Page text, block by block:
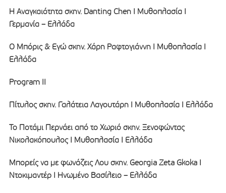
Η Αναγκαιότητα σκην. Danting Chen I Μυθοπλασία I
Γερμανία – Ελλάδα
Ο Μπόρις & Εγώ σκην. Χάρη Ραφτογιάννη I Μυθοπλασία I
Ελλάδα
Program II
Πίτυλος σκην. Γαλάτεια Λαγουτάρη I Μυθοπλασία I Ελλάδα
Το Ποτάμι Περνάει από το Χωριό σκην. Ξενοφώντας
Νικολακόπουλος I Μυθοπλασία I Ελλάδα
Μπορείς να με φωνάζεις Λου σκην. Georgia Zeta Gkoka I
Ντοκιμαντέρ I Ηνωμένο Βασίλειο – Ελλάδα